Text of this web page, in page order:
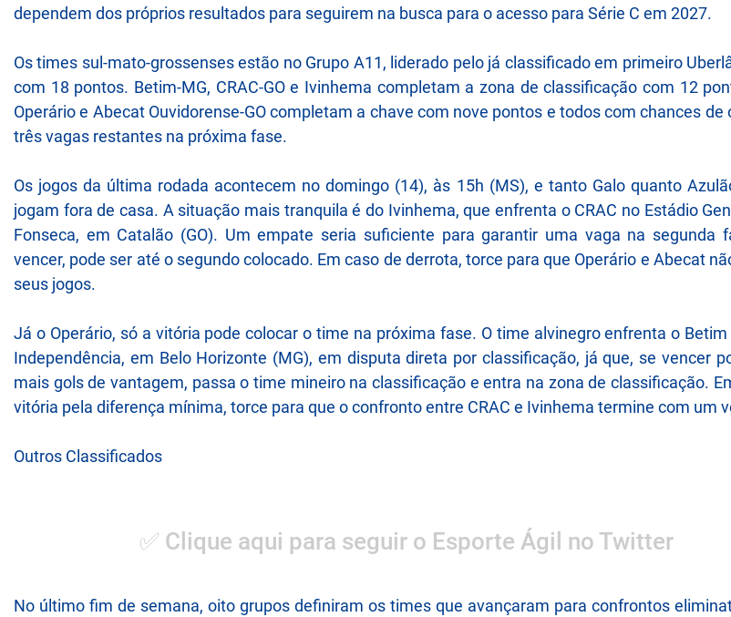
dependem dos próprios resultados para seguirem na busca para o acesso para Série C em 2027.
Os times sul-mato-grossenses estão no Grupo A11, liderado pelo já classificado em primeiro
com 18 pontos. Betim-MG, CRAC-GO e Ivinhema completam a zona de classificação com 12
Operário e Abecat Ouvidorense-GO completam a chave com nove pontos e todos com chances de
três vagas restantes na próxima fase.
Os jogos da última rodada acontecem no domingo (14), às 15h (MS), e tanto Galo quanto
jogam fora de casa. A situação mais tranquila é do Ivinhema, que enfrenta o CRAC no Estádio
Fonseca, em Catalão (GO). Um empate seria suficiente para garantir uma vaga na segunda
vencer, pode ser até o segundo colocado. Em caso de derrota, torce para que Operário e Abecat
seus jogos.
Já o Operário, só a vitória pode colocar o time na próxima fase. O time alvinegro enfrenta o Betim
Independência, em Belo Horizonte (MG), em disputa direta por classificação, já que, se vencer
mais gols de vantagem, passa o time mineiro na classificação e entra na zona de classificação.
vitória pela diferença mínima, torce para que o confronto entre CRAC e Ivinhema termine com um
Outros Classificados
✅ Clique aqui para seguir o Esporte Ágil no Twitter
No último fim de semana, oito grupos definiram os times que avançaram para confrontos